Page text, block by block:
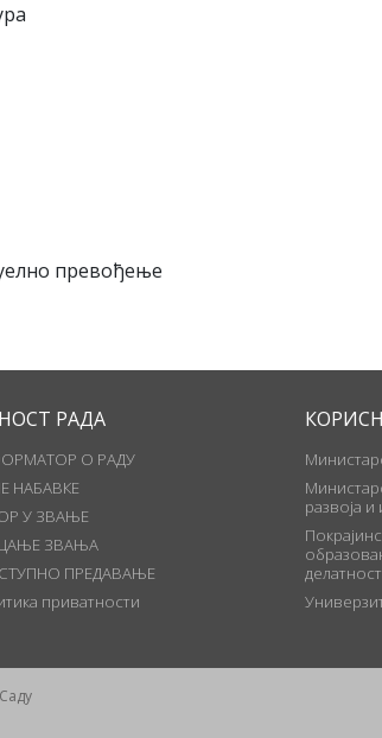
превођење
РАДА
О РАДУ
НАБАВКЕ
У ЗВАЊЕ
ЗВАЊА
ПРЕДАВАЊЕ
приватности
развоја и
делатност